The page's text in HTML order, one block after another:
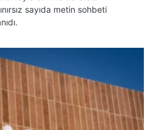
sayıda metin sohbeti